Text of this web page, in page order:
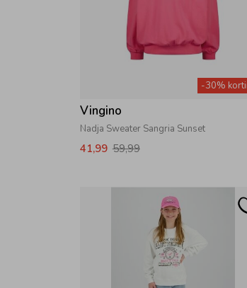
-30%
Vingino
Nadja Sweater Sangria Sunset
41,99 59,99